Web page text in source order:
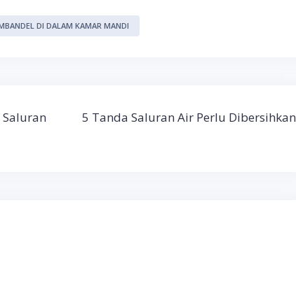
DI DALAM KAMAR MANDI
5 Tanda Saluran Air Perlu Dibersihkan